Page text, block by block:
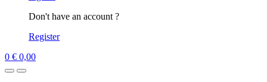
Don't have an account ?
Register
0 € 0,00